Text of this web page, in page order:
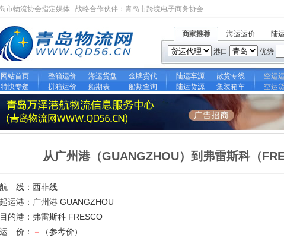
市物流协会指定媒体 战略合作伙伴： 青岛市跨境电子商务协会
商家推荐 海运运价 陆
港口 优势
网站首页 整箱运价 海运货盘 金牌货代 陆运车源 散货专线 空运
特快专递
拼箱运价 船期表 船期查询 陆运货源 集装箱车 空运
从广州港（GUANGZHOU）到弗雷斯科（
航 线：西非线
起运港：广州港 GUANGZHOU
目的港：弗雷斯科 FRESCO
运 价：
－
（参考价）